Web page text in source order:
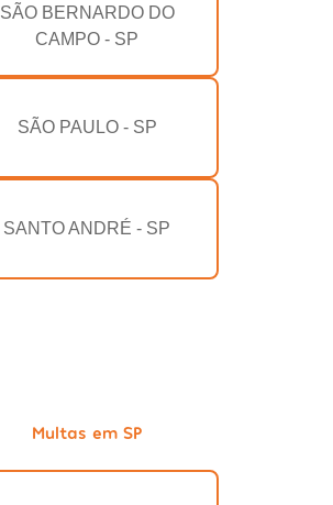
SÃO BERNARDO DO
CAMPO - SP
SÃO PAULO - SP
SANTO ANDRÉ - SP
Multas em SP